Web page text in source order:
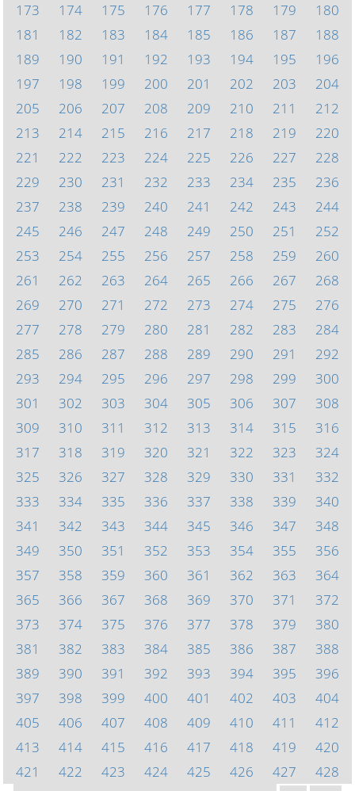
173
174 175 176 177 178 179
180
181
182 183 184 185 186 187
188
189
190 191 192 193 194 195
196
197
198 199 200 201 202 203
204
205
206 207 208 209 210 211
212
213
214 215 216 217 218 219
220
221
222 223 224 225 226 227
228
229
230 231 232 233 234 235
236
237
238 239 240 241 242 243
244
245
246 247 248 249 250 251
252
253
254 255 256 257 258 259
260
261
262 263 264 265 266 267
268
269
270 271 272 273 274 275
276
277
278 279 280 281 282 283
284
285
286 287 288 289 290 291
292
293
294 295 296 297 298 299
300
301
302 303 304 305 306 307
308
309
310 311 312 313 314 315
316
317
318 319 320 321 322 323
324
325
326 327 328 329 330 331
332
333
334 335 336 337 338 339
340
341
342 343 344 345 346 347
348
349
350 351 352 353 354 355
356
357
358 359 360 361 362 363
364
365
366 367 368 369 370 371
372
373
374 375 376 377 378 379
380
381
382 383 384 385 386 387
388
389
390 391 392 393 394 395
396
397
398 399 400 401 402 403
404
405
406 407 408 409 410 411
412
413
414 415 416 417 418 419
420
421
422 423 424 425 426 427
428